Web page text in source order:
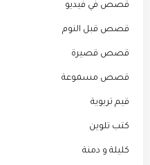
قصص في فيديو
قصص قبل النوم
قصص قصيرة
قصص مسموعة
قيم تربوية
كتب تلوين
كليلة و دمنة